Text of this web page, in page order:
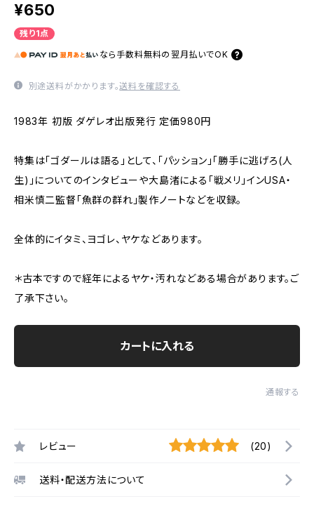
¥650
残り1点
なら 手数料無料の 翌月払いでOK
別途送料がかかります。送料を確認する
1983年 初版 ダゲレオ出版発行 定価980円
特集は「ゴダールは語る」として、「パッション」「勝手に逃げろ(人
生)」についてのインタビューや大島渚による「戦メリ」インUSA・
相米慎二監督「魚群の群れ」製作ノートなどを収録。
全体的にイタミ、ヨゴレ、ヤケなどあります。
＊古本ですので経年によるヤケ・汚れなどある場合があります。ご
了承下さい。
カートに入れる
通報する
レビュー (20)
送料・配送方法について